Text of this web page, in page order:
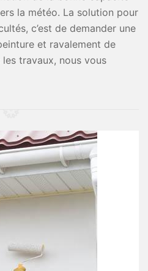
la météo. La solution pour
c’est de demander une
et ravalement de
travaux, nous vous